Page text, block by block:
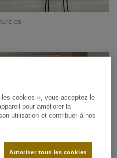
cookies », vous acceptez le
pour améliorer la
utilisation et contribuer à nos
Autoriser tous les cookies